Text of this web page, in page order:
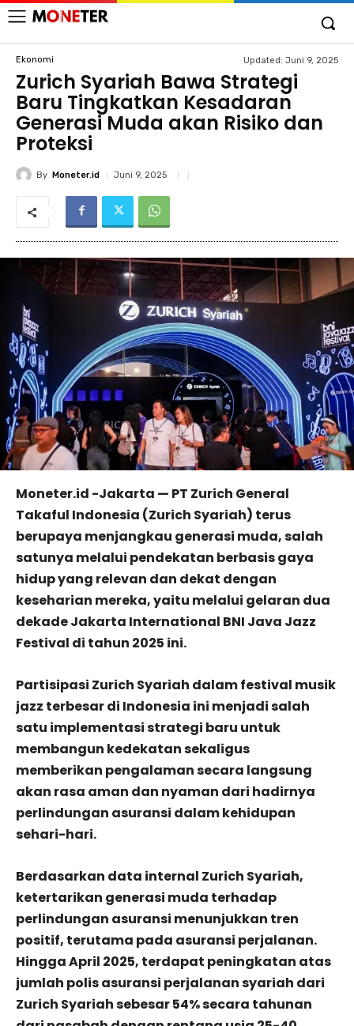
Ekonomi Updated: Juni 9, 2025
Zurich Syariah Bawa Strategi
Baru Tingkatkan Kesadaran
Generasi Muda akan Risiko dan
Proteksi
By Moneter.id Juni 9, 2025
Moneter.id -Jakarta — PT Zurich General
Takaful Indonesia (Zurich Syariah) terus
berupaya menjangkau generasi muda, salah
satunya melalui pendekatan berbasis gaya
hidup yang relevan dan dekat dengan
keseharian mereka, yaitu melalui gelaran dua
dekade Jakarta International BNI Java Jazz
Festival di tahun 2025 ini.
Partisipasi Zurich Syariah dalam festival musik
jazz terbesar di Indonesia ini menjadi salah
satu implementasi strategi baru untuk
membangun kedekatan sekaligus
memberikan pengalaman secara langsung
akan rasa aman dan nyaman dari hadirnya
perlindungan asuransi dalam kehidupan
sehari-hari.
Berdasarkan data internal Zurich Syariah,
ketertarikan generasi muda terhadap
perlindungan asuransi menunjukkan tren
positif, terutama pada asuransi perjalanan.
Hingga April 2025, terdapat peningkatan atas
jumlah polis asuransi perjalanan syariah dari
Zurich Syariah sebesar 54% secara tahunan